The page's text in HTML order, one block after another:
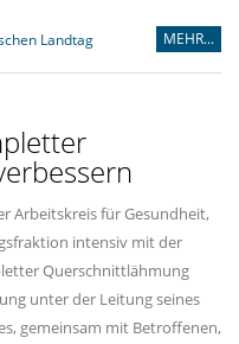
Landtag MEHR...
Arbeitskreis für Gesundheit,
intensiv mit der
Querschnittlähmung
unter der Leitung seines
gemeinsam mit Betroffenen,